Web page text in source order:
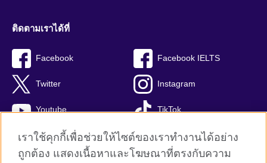
ติดตามเราได้ที่
Facebook Facebook IELTS
Twitter Instagram
Youtube TikTok
เราใช้คุกกี้เพื่อช่วยให้ไซต์ของเราทำงานได้อย่าง
ถูกต้อง แสดงเนื้อหาและโฆษณาที่ตรงกับความ